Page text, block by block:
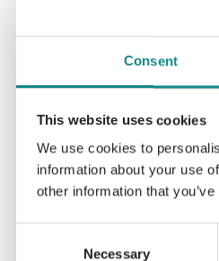
Consent
This website uses cookies
We use cookies to
information about your use
other information that
Necessary